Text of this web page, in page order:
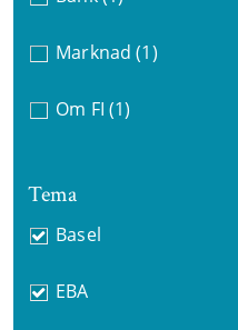
Marknad (1)
Om FI (1)
Tema
Basel
EBA